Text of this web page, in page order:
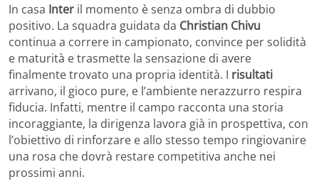
In casa Inter il momento è senza ombra di dubbio
positivo. La squadra guidata da Christian Chivu
continua a correre in campionato, convince per solidità
e maturità e trasmette la sensazione di avere
finalmente trovato una propria identità. I risultati
arrivano, il gioco pure, e l’ambiente nerazzurro respira
fiducia. Infatti, mentre il campo racconta una storia
incoraggiante, la dirigenza lavora già in prospettiva, con
l’obiettivo di rinforzare e allo stesso tempo ringiovanire
una rosa che dovrà restare competitiva anche nei
prossimi anni.